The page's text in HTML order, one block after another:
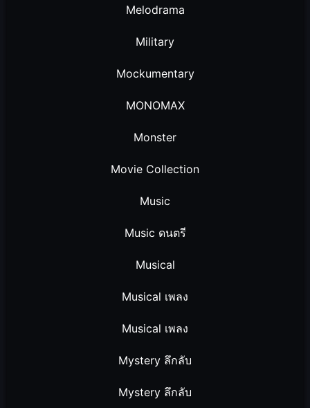
Melodrama
Military
Mockumentary
MONOMAX
Monster
Movie Collection
Music
Music ดนตรี
Musical
Musical เพลง
Musical เพลง
Mystery ลึกลับ
Mystery ลึกลับ